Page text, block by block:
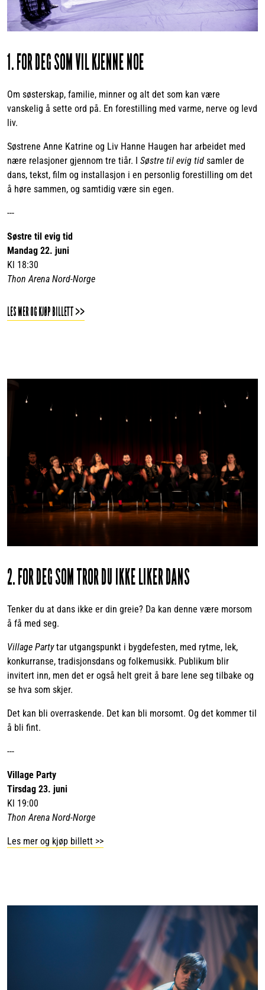
1. FOR DEG SOM VIL KJENNE NOE
Om søsterskap, familie, minner og alt det som kan være
vanskelig å sette ord på. En forestilling med varme, nerve og levd
liv.
Søstrene Anne Katrine og Liv Hanne Haugen har arbeidet med
nære relasjoner gjennom tre tiår. I Søstre til evig tid samler de
dans, tekst, film og installasjon i en personlig forestilling om det
å høre sammen, og samtidig være sin egen.
---
Søstre til evig tid
Mandag 22. juni
Kl 18:30
Thon Arena Nord-Norge
LES MER OG KJØP BILLETT >>
2. FOR DEG SOM TROR DU IKKE LIKER DANS
Tenker du at dans ikke er din greie? Da kan denne være morsom
å få med seg.
Village Partytar utgangspunkt i bygdefesten, med rytme, lek,
konkurranse, tradisjonsdans og folkemusikk. Publikum blir
invitert inn, men det er også helt greit å bare lene seg tilbake og
se hva som skjer.
Det kan bli overraskende. Det kan bli morsomt. Og det kommer til
å bli fint.
---
Village Party
Tirsdag 23. juni
Kl 19:00
Thon Arena Nord-Norge
Les mer og kjøp billett >>